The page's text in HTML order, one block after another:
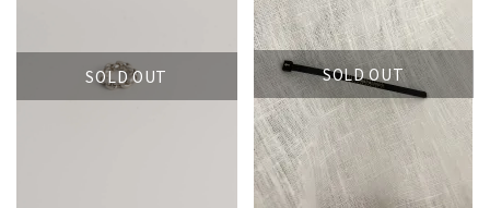
SOLD OUT SOLD OUT